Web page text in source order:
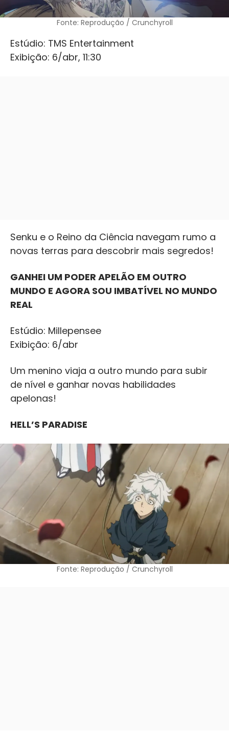
Fonte: Reprodução / Crunchyroll
Estúdio: TMS Entertainment
Exibição: 6/abr, 11:30
Senku e o Reino da Ciência navegam rumo a
novas terras para descobrir mais segredos!
GANHEI UM PODER APELÃO EM OUTRO
MUNDO E AGORA SOU IMBATÍVEL NO MUNDO
REAL
Estúdio: Millepensee
Exibição: 6/abr
Um menino viaja a outro mundo para subir
de nível e ganhar novas habilidades
apelonas!
HELL’S PARADISE
Fonte: Reprodução / Crunchyroll